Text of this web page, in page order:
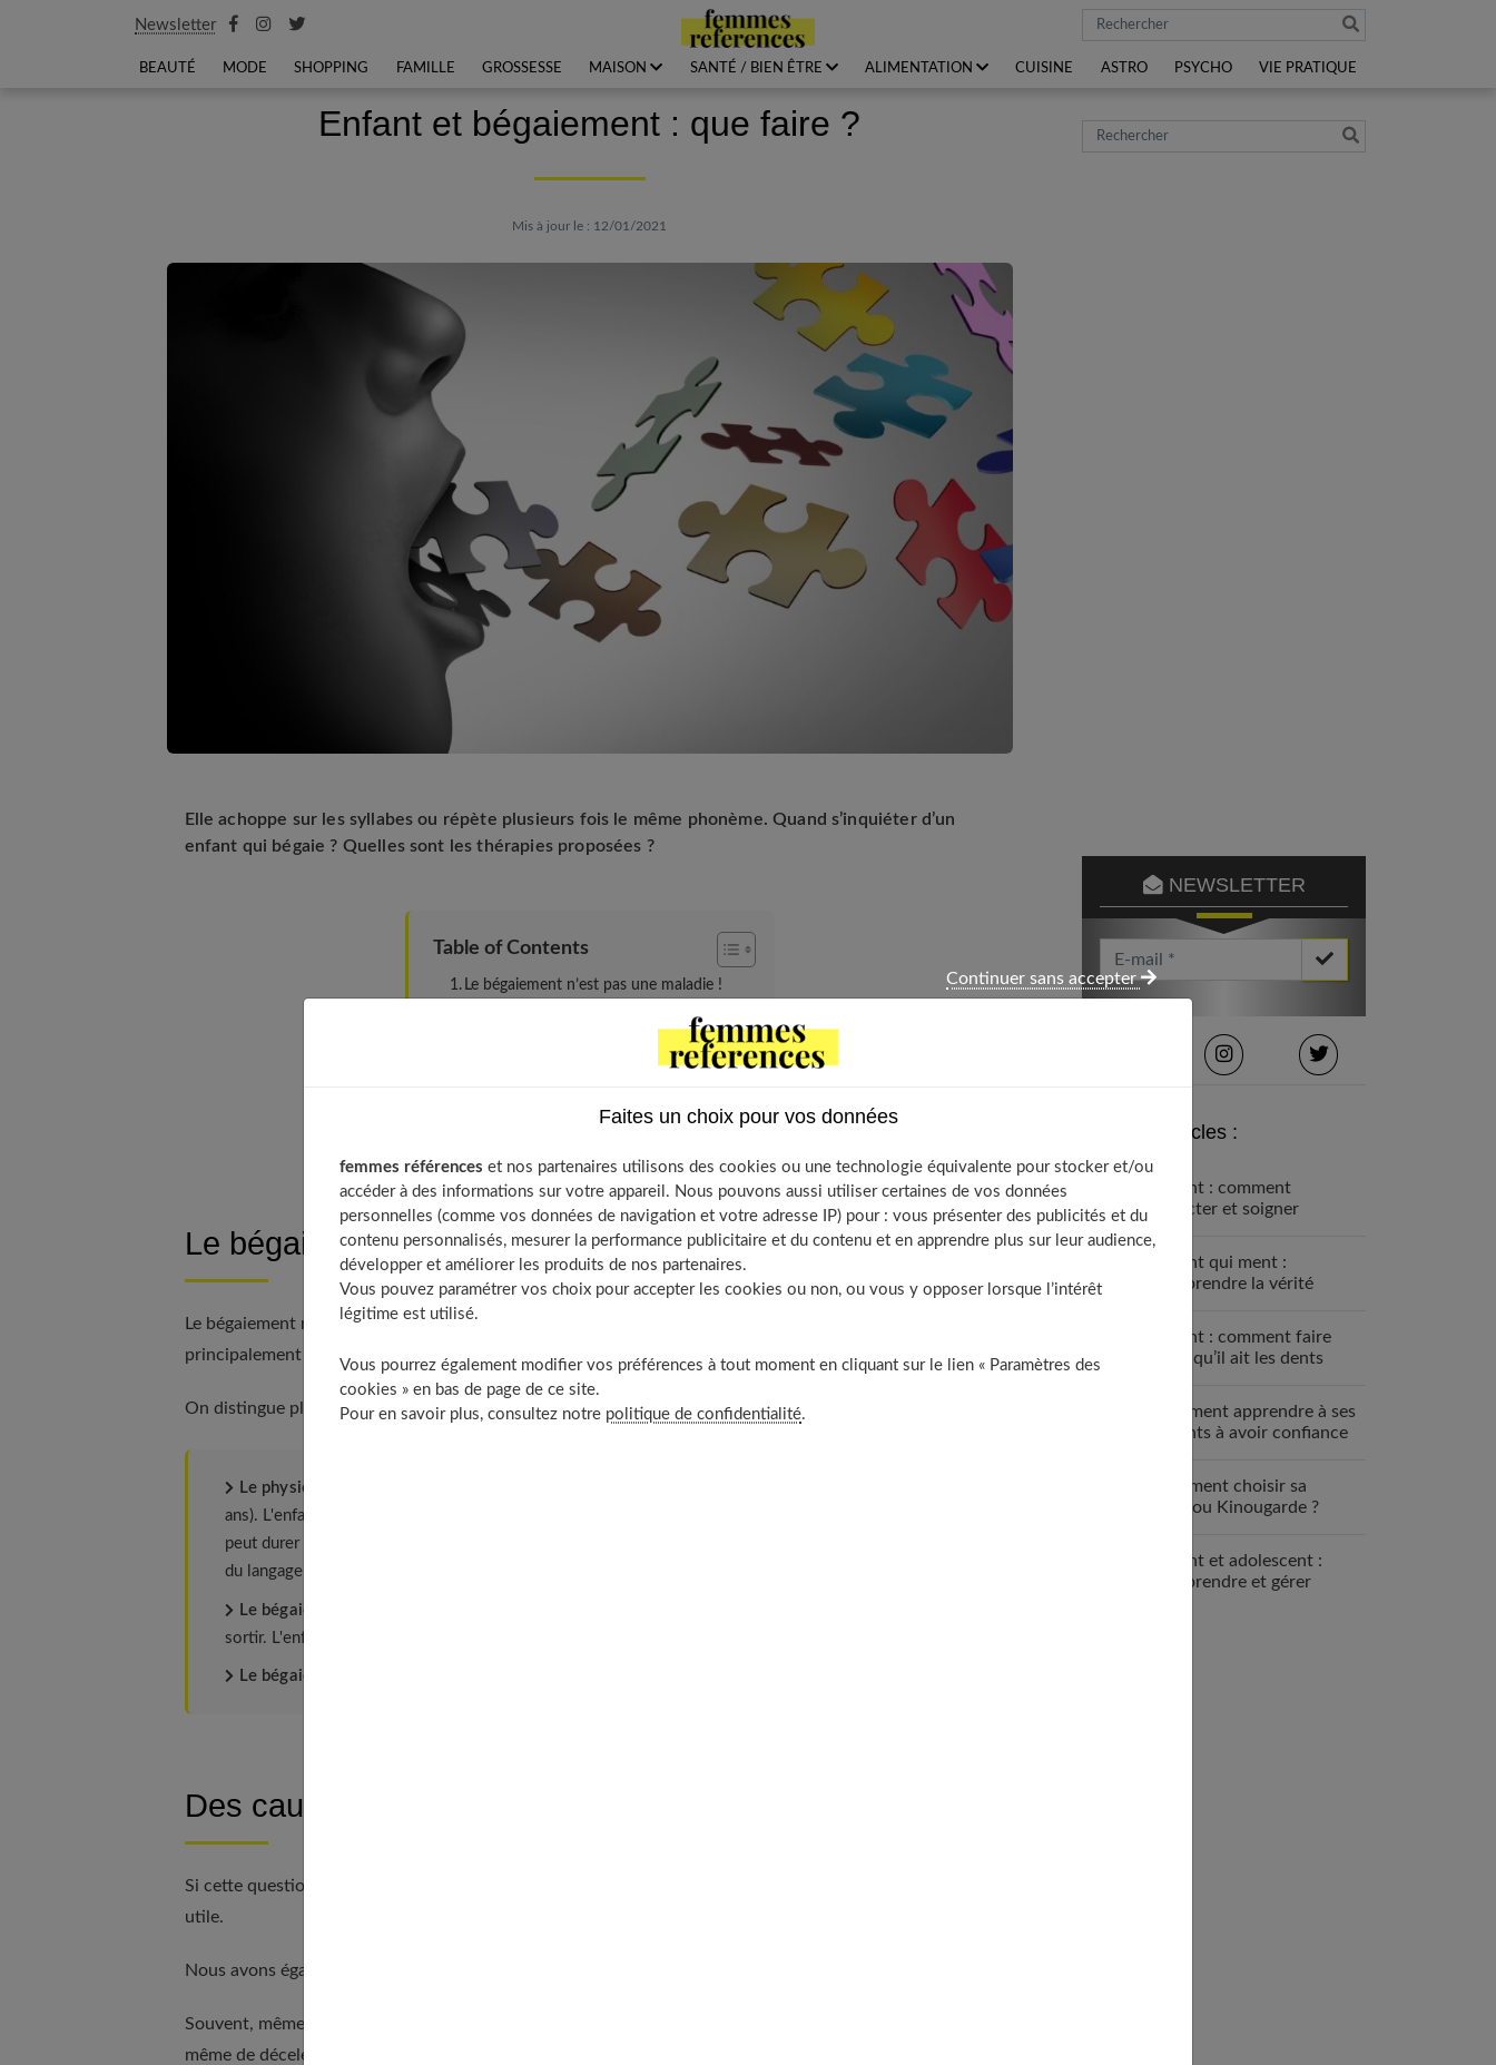
Newsletter Rechercher
BEAUTÉ MODE SHOPPING FAMILLE GROSSESSE MAISON SANTÉ / BIEN ÊTRE ALIMENTATION CUISINE ASTRO PSYCHO VIE PRATIQUE
Enfant et bégaiement : que faire ?
Mis à jour le : 12/01/2021
Elle achoppe sur les syllabes ou répète plusieurs fois le même phonème. Quand s’inquiéter d’un
enfant qui bégaie ? Quelles sont les thérapies proposées ?
Table of Contents
Le bégaiement n’est pas une maladie !
Non au « tais-toi, tu ne sais pas parler » …
Comment apprend-il à l’école ?
Le bégaiement n’est pas une maladie !
Le bégaiement n'est pas une maladie mais un problème de communication avec les autres. Il concerne
principalement des enfants anxieux, hyperémotifs, nerveux.
On distingue plusieurs types de bégaiement :
Le physiologique ou transitoire
ans). L'enfant a tant de choses à raconter, avec un vocabulaire encore restreint, qu'il bégaie, Cette gêne
peut durer de trois à six mois. Il ne faut pas s'en inquiéter mais rester attentif et vigilant sur l'évolution
du langage de l'enfant.
Le bégaiement tonique.
sortir. L'enfant bute alors sur la prononciation des syllabes.
Le bégaiement clonique.
Des causes profondes
Si cette question vous concerne, notre guide sur
utile.
Nous avons également rédigé un article complet sur
Souvent, même l'entourage le plus proche (les parents et les grands-parents, par exemple) n'est pas à
même de déceler l'élément déclencheur du bégaiement.
Rechercher
NEWSLETTER
Votre Email *
Derniers articles :
Enfant : comment
détecter et soigner
Enfant qui ment :
comprendre la vérité
Enfant : comment faire
pour qu’il ait les dents
Comment apprendre à ses
enfants à avoir confiance
Comment choisir sa
nounou Kinougarde ?
Enfant et adolescent :
comprendre et gérer
Faites un choix pour vos données
femmes références et nos partenaires utilisons des cookies ou une technologie équivalente pour stocker et/ou
accéder à des informations sur votre appareil. Nous pouvons aussi utiliser certaines de vos données
personnelles (comme vos données de navigation et votre adresse IP) pour : vous présenter des publicités et du
contenu personnalisés, mesurer la performance publicitaire et du contenu et en apprendre plus sur leur audience,
développer et améliorer les produits de nos partenaires.
Vous pouvez paramétrer vos choix pour accepter les cookies ou non, ou vous y opposer lorsque l’intérêt
légitime est utilisé.
Vous pourrez également modifier vos préférences à tout moment en cliquant sur le lien « Paramètres des
cookies » en bas de page de ce site.
Pour en savoir plus, consultez notre politique de confidentialité.
Continuer sans accepter